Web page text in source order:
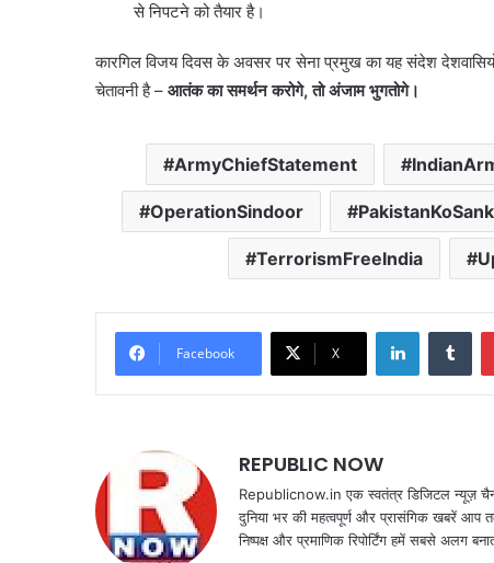
से निपटने को तैयार है।
कारगिल विजय दिवस के अवसर पर सेना प्रमुख का यह संदेश देशवासियों
चेतावनी है – आतंक का समर्थन करोगे, तो अंजाम भुगतोगे।
ArmyChiefStatement
OperationSindoor
TerrorismFreeIndia
Facebook X
LinkedIn
REPUBLIC NOW
Republicnow.in एक स्वतंत्र डिजिटल न्यूज़
दुनिया भर की महत्वपूर्ण और प्रासंगिक खबरें आप
निष्पक्ष और प्रमाणिक रिपोर्टिंग हमें सबसे अलग